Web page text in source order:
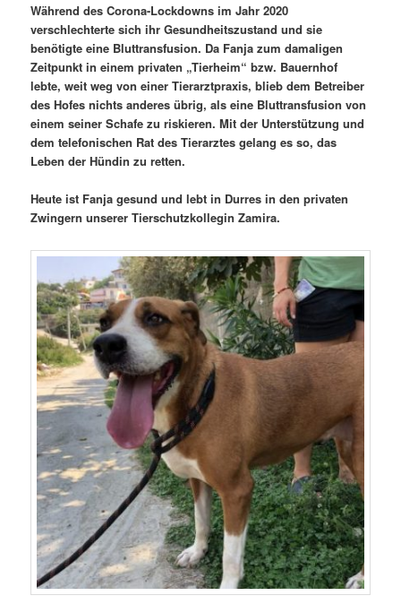
Während des Corona-Lockdowns im Jahr 2020
verschlechterte sich ihr Gesundheitszustand und sie
benötigte eine Bluttransfusion. Da Fanja zum damaligen
Zeitpunkt in einem privaten „Tierheim“ bzw. Bauernhof
lebte, weit weg von einer Tierarztpraxis, blieb dem Betreiber
des Hofes nichts anderes übrig, als eine Bluttransfusion von
einem seiner Schafe zu riskieren. Mit der Unterstützung und
dem telefonischen Rat des Tierarztes gelang es so, das
Leben der Hündin zu retten.
Heute ist Fanja gesund und lebt in Durres in den privaten
Zwingern unserer Tierschutzkollegin Zamira.